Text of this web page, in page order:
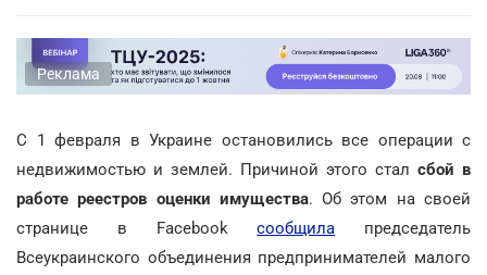
Реклама
С 1 февраля в Украине остановились все операции с
недвижимостью и землей. Причиной этого стал сбой в
работе реестров оценки имущества. Об этом на своей
странице в Facebookсообщила председатель
Всеукраинского объединения предпринимателей малого